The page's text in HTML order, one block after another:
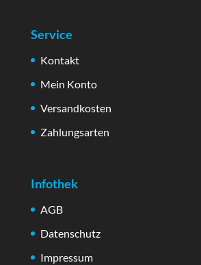
Service
Kontakt
Mein Konto
Versandkosten
Zahlungsarten
Infothek
AGB
Datenschutz
Impressum